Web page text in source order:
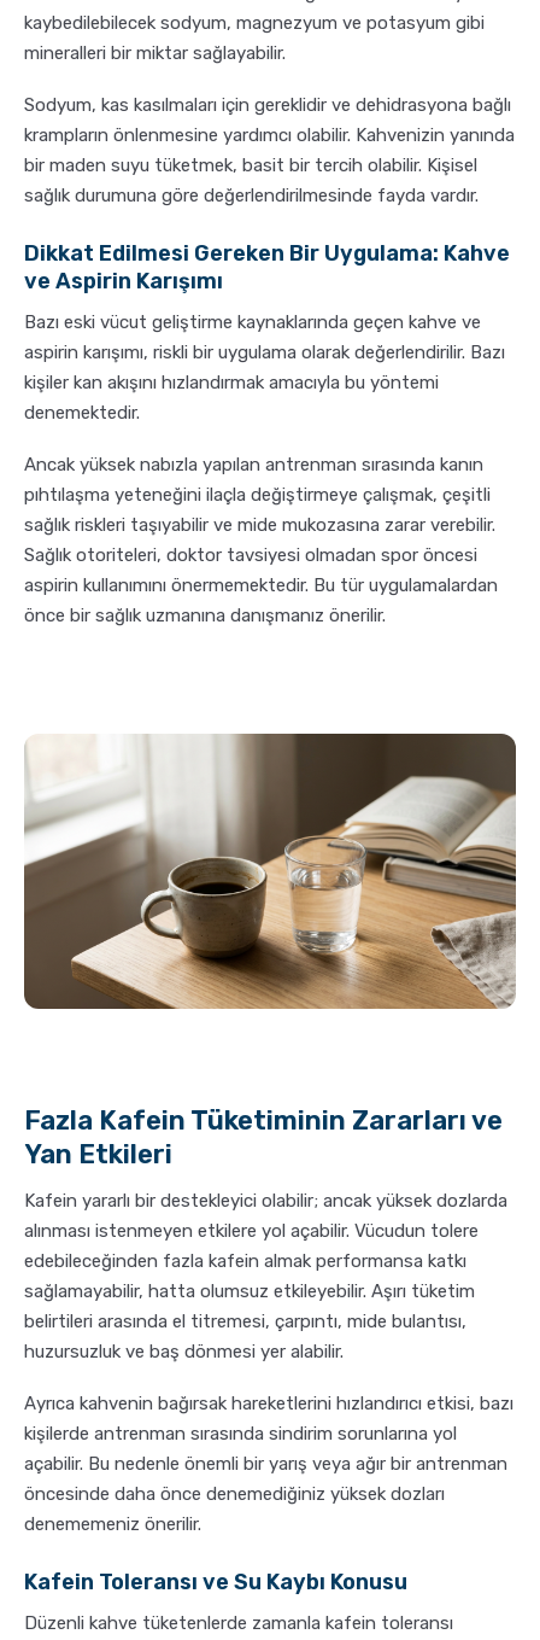
kaybedilebilecek sodyum, magnezyum ve potasyum gibi
mineralleri bir miktar sağlayabilir.
Sodyum, kas kasılmaları için gereklidir ve dehidrasyona bağlı
krampların önlenmesine yardımcı olabilir. Kahvenizin yanında
bir maden suyu tüketmek, basit bir tercih olabilir. Kişisel
sağlık durumuna göre değerlendirilmesinde fayda vardır.
Dikkat Edilmesi Gereken Bir Uygulama: Kahve
ve Aspirin Karışımı
Bazı eski vücut geliştirme kaynaklarında geçen kahve ve
aspirin karışımı, riskli bir uygulama olarak değerlendirilir. Bazı
kişiler kan akışını hızlandırmak amacıyla bu yöntemi
denemektedir.
Ancak yüksek nabızla yapılan antrenman sırasında kanın
pıhtılaşma yeteneğini ilaçla değiştirmeye çalışmak, çeşitli
sağlık riskleri taşıyabilir ve mide mukozasına zarar verebilir.
Sağlık otoriteleri, doktor tavsiyesi olmadan spor öncesi
aspirin kullanımını önermemektedir. Bu tür uygulamalardan
önce bir sağlık uzmanına danışmanız önerilir.
Fazla Kafein Tüketiminin Zararları ve
Yan Etkileri
Kafein yararlı bir destekleyici olabilir; ancak yüksek dozlarda
alınması istenmeyen etkilere yol açabilir. Vücudun tolere
edebileceğinden fazla kafein almak performansa katkı
sağlamayabilir, hatta olumsuz etkileyebilir. Aşırı tüketim
belirtileri arasında el titremesi, çarpıntı, mide bulantısı,
huzursuzluk ve baş dönmesi yer alabilir.
Ayrıca kahvenin bağırsak hareketlerini hızlandırıcı etkisi, bazı
kişilerde antrenman sırasında sindirim sorunlarına yol
açabilir. Bu nedenle önemli bir yarış veya ağır bir antrenman
öncesinde daha önce denemediğiniz yüksek dozları
denememeniz önerilir.
Kafein Toleransı ve Su Kaybı Konusu
Düzenli kahve tüketenlerde zamanla kafein toleransı